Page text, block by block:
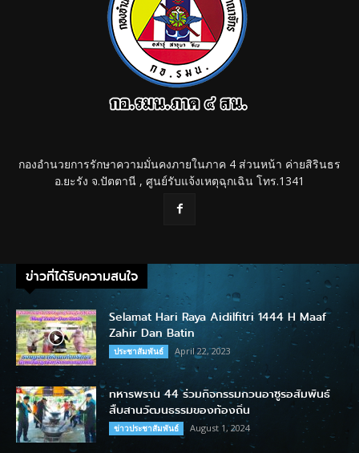
กองอำนวยการรักษาความมั่นคงภายในภาค 4 ส่วนหน้า ค่ายสิรินธร
อ.ยะรัง จ.ปัตตานี , ศูนย์รับแจ้งเหตุฉุกเฉิน โทร.1341
ข่าวที่ได้รับความสนใจ
Selamat Hari Raya Aidilfitri 1444 H Maaf
Zahir Dan Batin
ประชาสัมพันธ์ April 22, 2023
ทหารพราน 44 ร่วมกิจกรรมกวนอาซูรอสัมพันธ์
สืบสานวัฒนธรรมของท้องถิ่น
ข่าวประชาสัมพันธ์ August 1, 2024